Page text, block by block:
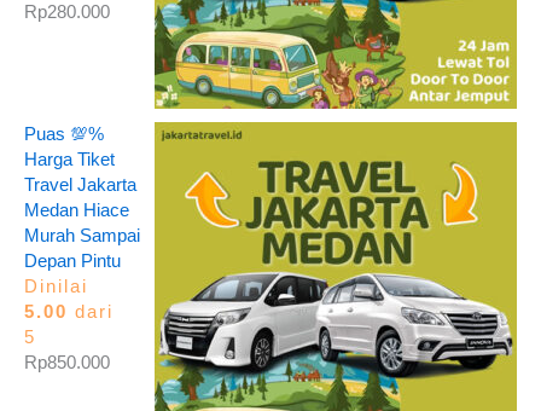
Rp280.000
Puas 💯%
Harga Tiket
Travel Jakarta
Medan Hiace
Murah Sampai
Depan Pintu
Dinilai
5.00 dari
5
Rp850.000